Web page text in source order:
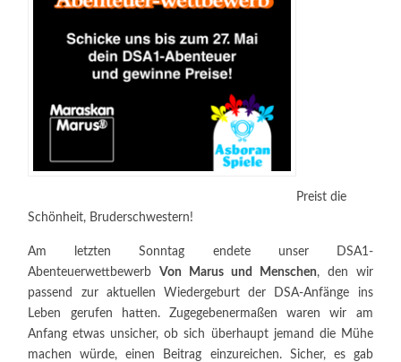
Preist die
Schönheit, Bruderschwestern!
Am letzten Sonntag endete unser DSA1-
AbenteuerwettbewerbVon Marus und Menschen, den wir
passend zur aktuellen Wiedergeburt der DSA-Anfänge ins
Leben gerufen hatten. Zugegebenermaßen waren wir am
Anfang etwas unsicher, ob sich überhaupt jemand die Mühe
machen würde, einen Beitrag einzureichen. Sicher, es gab